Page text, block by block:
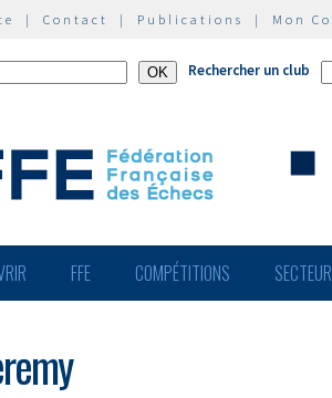
| Contact | Publications | Mon
Rechercher un club
FFE COMPÉTITIONS